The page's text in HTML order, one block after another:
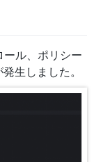
ル、ポリシー
生しました。